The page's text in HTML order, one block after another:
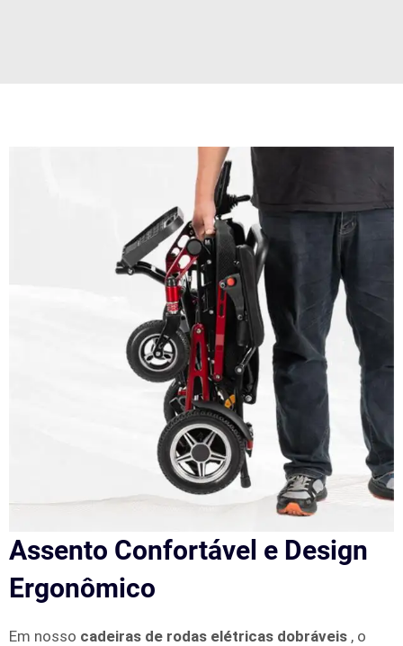
Assento Confortável e Design
Ergonômico
Em nosso cadeiras de rodas elétricas dobráveis , o